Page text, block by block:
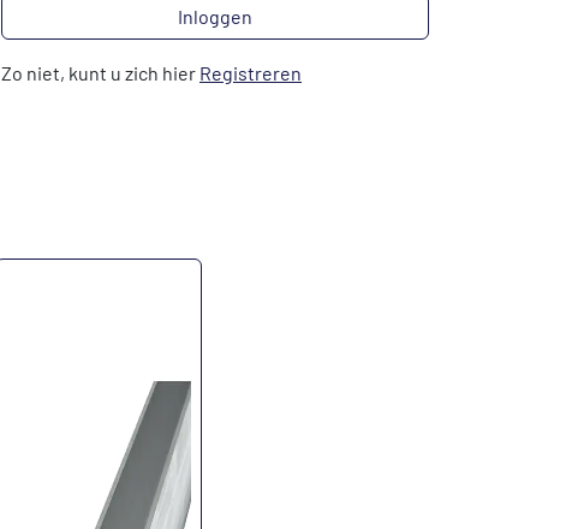
Inloggen
Zo niet, kunt u zich hier Registreren